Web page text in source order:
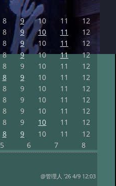
8 9 10 11 12
8 9 10 11 12
8 9 10 11 12
8 9 10 11 12
8 9 10 11 12
8 9 10 11 12
8 9 10 11 12
8 9 10 11 12
8 9 10 11 12
8 9 10 11 12
8 9 10 11 12
5 6 7 8
@管理人 '26 4/9 12:03